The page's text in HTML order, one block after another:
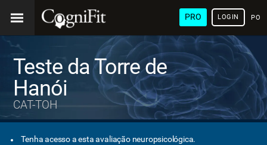
PRO LOGIN
Teste da Torre de
Hanói
CAT-TOH
Tenha acesso a esta avaliação neuropsicológica.